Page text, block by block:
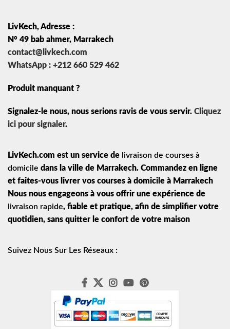
LivKech, Adresse :
N° 49 bab ahmer, Marrakech
contact@livkech.com
WhatsApp : +212 660 529 462
Produit manquant ?
Signalez-le nous, nous serions ravis de vous servir. Cliquez
ici pour signaler.
LivKech.com est un service de livraison de courses à
domicile dans la ville de Marrakech. Commandez en ligne
et faites-vous livrer vos courses à domicile à Marrakech
Nous nous engageons à vous offrir une expérience de
livraison rapide, fiable et pratique, afin de simplifier votre
quotidien, sans quitter le confort de votre maison
Suivez Nous Sur Les Réseaux :